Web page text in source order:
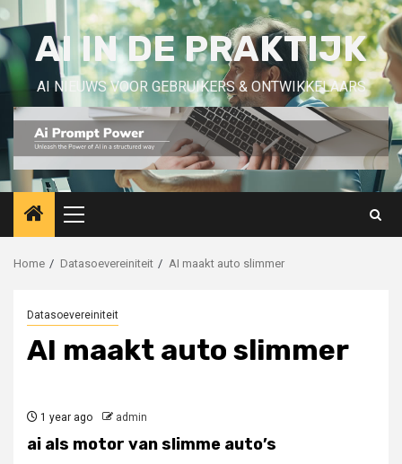
Skip
to
contentAI IN DE PRAKTIJK
AI NIEUWS VOOR GEBRUIKERS & ONTWIKKELAARS
Primary
Menu
Home Datasoevereiniteit AI maakt auto slimmer
Datasoevereiniteit
AI maakt auto slimmer
1 year ago admin
ai als motor van slimme auto’s